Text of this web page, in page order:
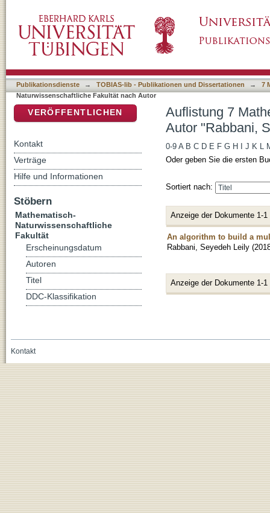
Publikationsdienste → TOBIAS-lib - Publikationen und Dissertationen →
7
Naturwissenschaftliche Fakultät nach Autor
Auflistung 7
Autor "Rabbani,
0-9 A B C D E F G H J K L
Oder geben Sie die ersten
Sortiert nach:
Anzeige der Dokumente 1-1
An algorithm to build a
Rabbani, Seyedeh Leily (
Anzeige der Dokumente 1-1
VERÖFFENTLICHEN
Kontakt
Verträge
Hilfe und Informationen
Stöbern
Mathematisch-
Naturwissenschaftliche
Fakultät
Erscheinungsdatum
Autoren
Titel
DDC-Klassifikation
Kontakt